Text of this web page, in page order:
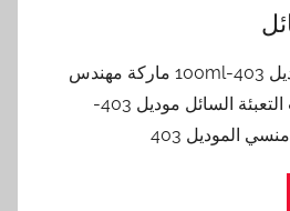
آلات التعبئة السائل موديل 403-100ml ماركة مهندس
منسي مواصفات آلات التعبئة السائل موديل 403-